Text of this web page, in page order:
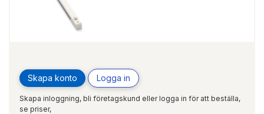
Skapa konto Logga in
Skapa inloggning, bli företagskund eller logga in för att beställa,
se priser,